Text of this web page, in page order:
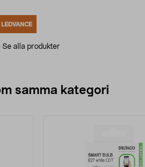
Se alla produkter
samma kategori